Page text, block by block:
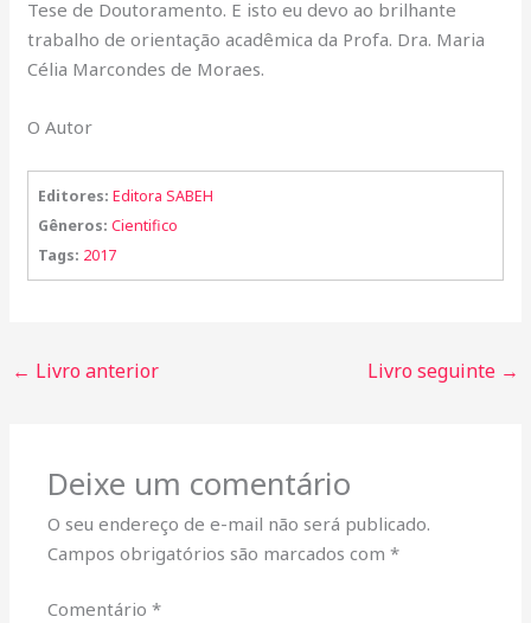
Tese de Doutoramento. E isto eu devo ao brilhante
trabalho de orientação acadêmica da Profa. Dra. Maria
Célia Marcondes de Moraes.
O Autor
Editores: Editora SABEH
Gêneros: Cientifico
Tags: 2017
← Livro anterior Livro seguinte →
Deixe um comentário
O seu endereço de e-mail não será publicado.
Campos obrigatórios são marcados com*
Comentário*